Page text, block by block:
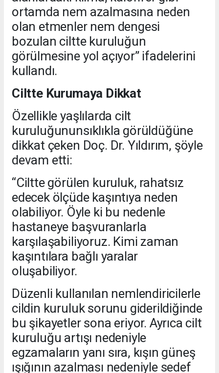
ortamda nem azalmasına neden
olan etmenler nem dengesi
bozulan ciltte kuruluğun
görülmesine yol açıyor” ifadelerini
kullandı.
Ciltte Kurumaya Dikkat
Özellikle yaşlılarda cilt
kuruluğununsıklıkla görüldüğüne
dikkat çeken Doç. Dr. Yıldırım, şöyle
devam etti:
“Ciltte görülen kuruluk, rahatsız
edecek ölçüde kaşıntıya neden
olabiliyor. Öyle ki bu nedenle
hastaneye başvuranlarla
karşılaşabiliyoruz. Kimi zaman
kaşıntılara bağlı yaralar
oluşabiliyor.
Düzenli kullanılan nemlendiricilerle
cildin kuruluk sorunu giderildiğinde
bu şikayetler sona eriyor. Ayrıca cilt
kuruluğu artışı nedeniyle
egzamaların yanı sıra, kışın güneş
ışığının azalması nedeniyle sedef